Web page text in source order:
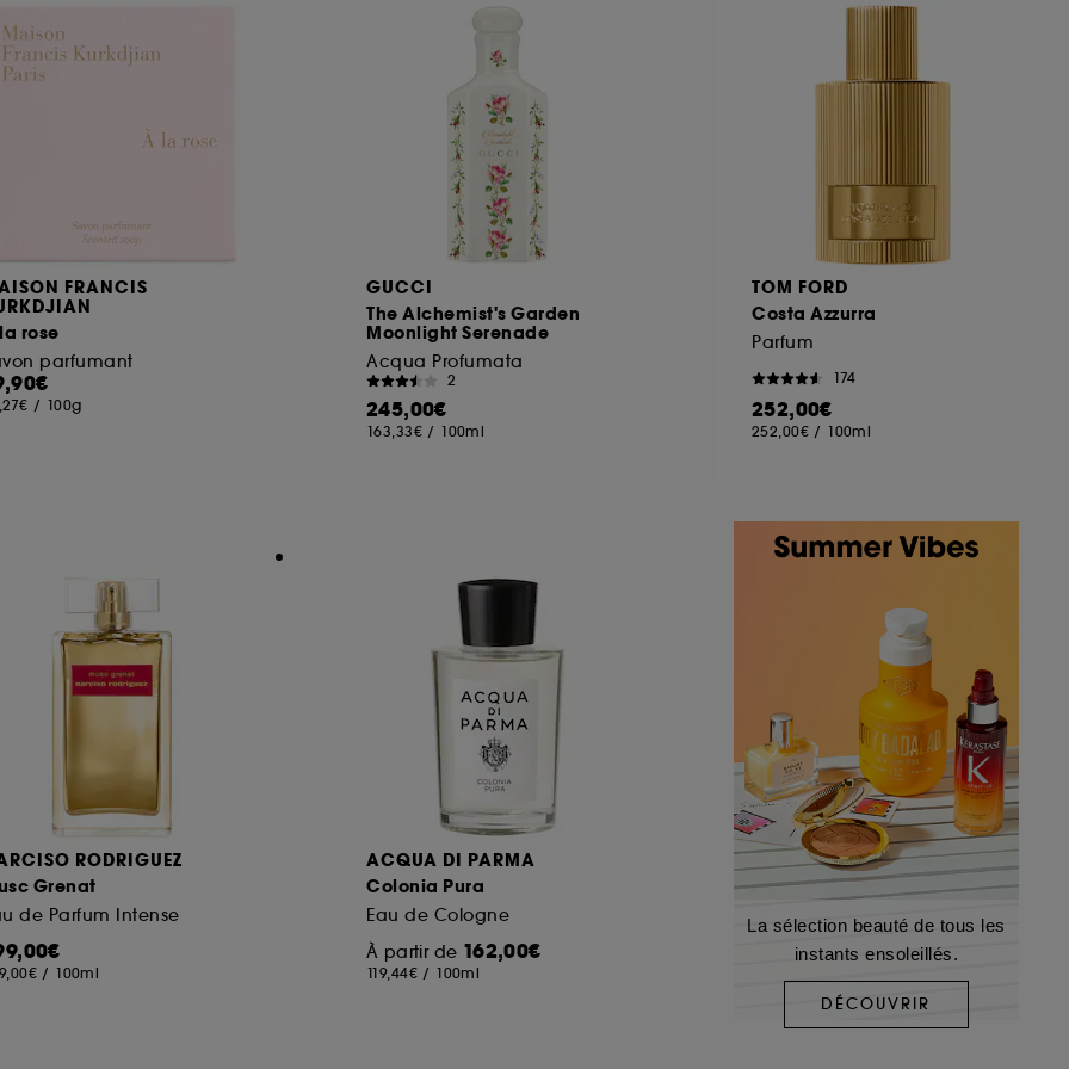
FRANCIS
rose
parfumant
/ 100g
GUCCI
The Alchemist's Garden
Moonlight Serenade
Acqua Profumata
2
245,00€
163,33€ / 100ml
TOM FORD
Costa Azzurra
Parfum
174
252,00€
252,00€ / 100ml
RODRIGUEZ
Grenat
de Parfum Intense
/ 100ml
ACQUA DI PARMA
Colonia Pura
Eau de Cologne
À partir de 162,00€
119,44€ / 100ml
La sélection beauté de tous les
instants ensoleillés.
DÉCOUVRIR
et la lecture de ces traceurs requiert votre accord. Vous pouvez personnaliser vos choix concernant
mes choix" ci-dessous ou décider de "tout accepter". Sephora pourra associer les
Cookies, pour les finalités acceptées, avec les données personnelles collectées ou générées lors
refuser tous les cookies, cliques sur "continuer sans accepter". Voous pouvez à tout moment choisir
obtenir plus d'information sur les cookies utilisés,cliquez